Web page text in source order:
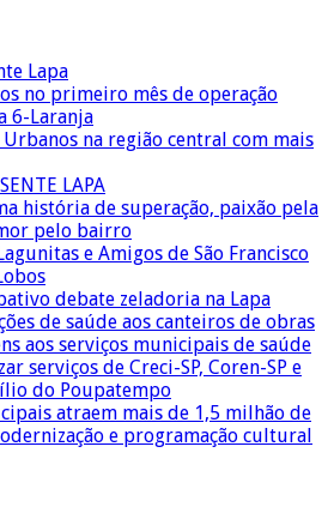
Lapa
no primeiro mês de operação
6-Laranja
Urbanos na região central com mais
LAPA
história de superação, paixão pela
pelo bairro
e Amigos de São Francisco
debate zeladoria na Lapa
de saúde aos canteiros de obras
aos serviços municipais de saúde
serviços de Creci-SP, Coren-SP e
do Poupatempo
atraem mais de 1,5 milhão de
e programação cultural